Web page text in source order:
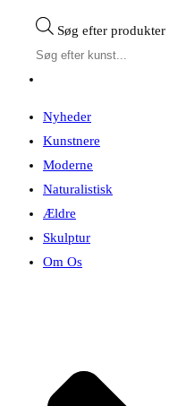
Søg efter produkter
Nyheder
Kunstnere
Moderne
Naturalistisk
Ældre
Skulptur
Om Os